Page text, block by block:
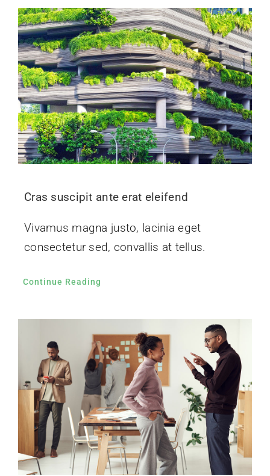
Cras suscipit ante erat eleifend
Vivamus magna justo, lacinia eget
consectetur sed, convallis at tellus.
Continue Reading